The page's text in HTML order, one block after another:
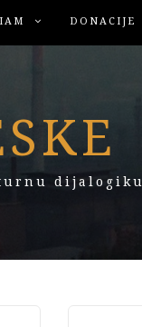
DONACIJE
dijalogiku